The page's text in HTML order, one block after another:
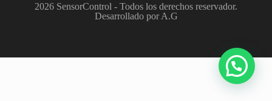
2026 SensorControl - Todos los derechos reservador.
Desarrollado por A.G